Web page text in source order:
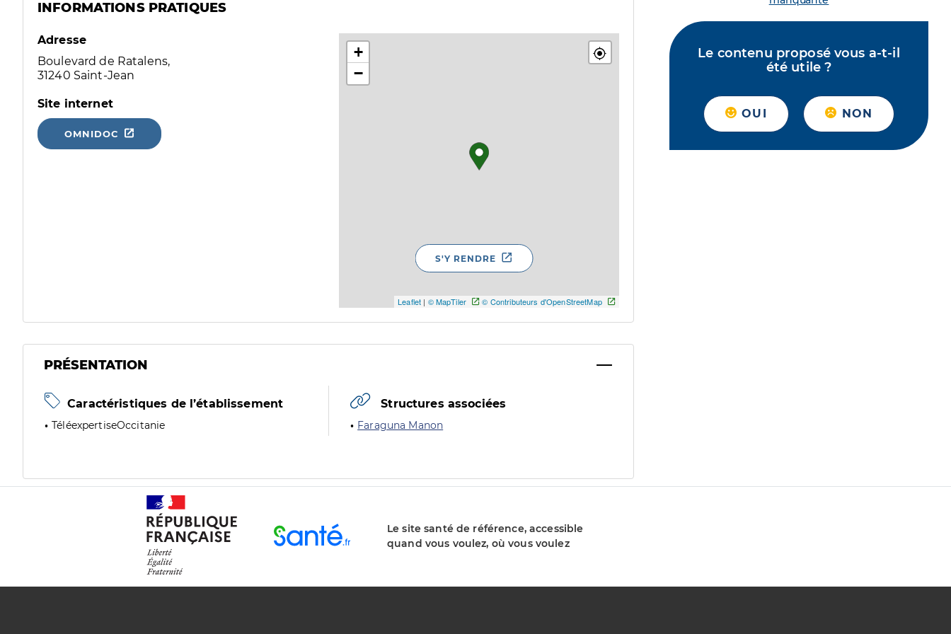
INFORMATIONS PRATIQUES
Adresse
Boulevard de Ratalens,
31240 Saint-Jean
Site internet
OMNIDOC
+
−
Leaflet | © MapTiler © Contributeurs d'OpenStreetMap
S'Y RENDRE
PRÉSENTATION
Caractéristiques de l’établissement
TéléexpertiseOccitanie
Structures associées
Faraguna Manon
Le contenu proposé vous a-t-il
été utile ?
OUI NON
Le site santé de référence, accessible
quand vous voulez, où vous voulez